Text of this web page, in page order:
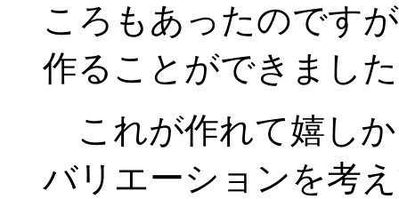
ころもあったのです
作ることができまし
これが作れて嬉し
バリエーションを考